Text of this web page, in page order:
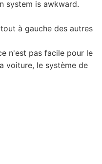
system is awkward.
à gauche des autres
n'est pas facile pour le
voiture, le système de